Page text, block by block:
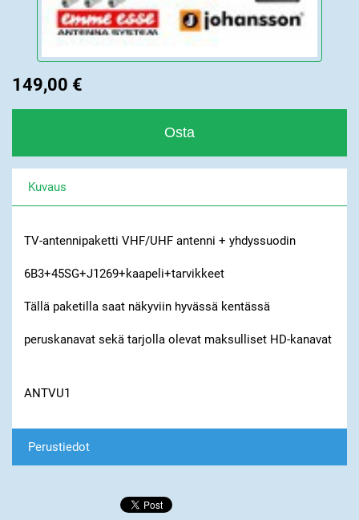
149,00 €
Kuvaus
TV-antennipaketti VHF/UHF antenni + yhdyssuodin
6B3+45SG+J1269+kaapeli+tarvikkeet
Tällä paketilla saat näkyviin hyvässä kentässä
peruskanavat sekä tarjolla olevat maksulliset HD-kanavat
ANTVU1
Perustiedot